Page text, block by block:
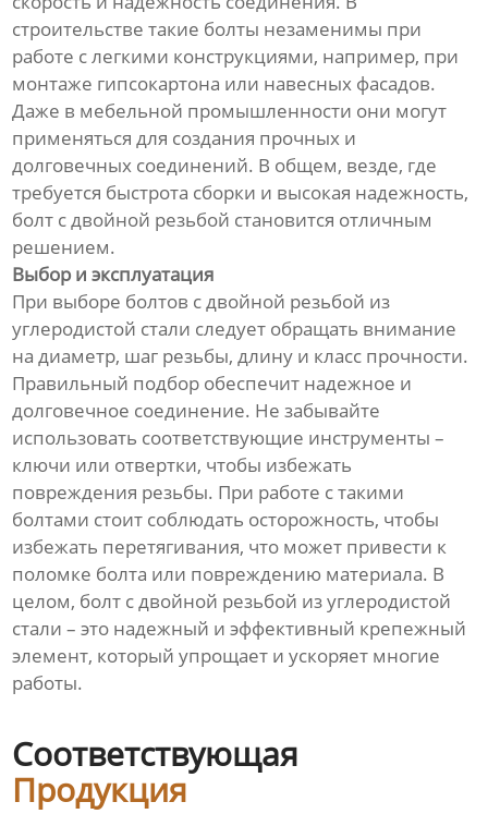
строительстве такие болты незаменимы при
работе с легкими конструкциями, например, при
монтаже гипсокартона или навесных фасадов.
Даже в мебельной промышленности они могут
применяться для создания прочных и
долговечных соединений. В общем, везде, где
требуется быстрота сборки и высокая надежность,
болт с двойной резьбой становится отличным
решением.
Выбор и эксплуатация
При выборе болтов с двойной резьбой из
углеродистой стали следует обращать внимание
на диаметр, шаг резьбы, длину и класс прочности.
Правильный подбор обеспечит надежное и
долговечное соединение. Не забывайте
использовать соответствующие инструменты –
ключи или отвертки, чтобы избежать
повреждения резьбы. При работе с такими
болтами стоит соблюдать осторожность, чтобы
избежать перетягивания, что может привести к
поломке болта или повреждению материала. В
целом, болт с двойной резьбой из углеродистой
стали – это надежный и эффективный крепежный
элемент, который упрощает и ускоряет многие
работы.
Соответствующая
Продукция